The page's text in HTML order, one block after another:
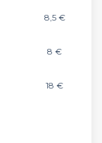
8,5 €
8 €
18 €